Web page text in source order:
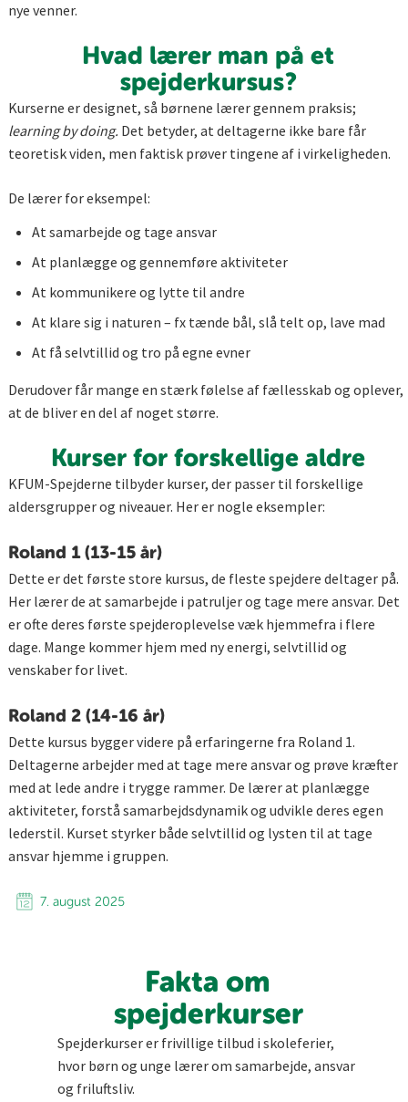
nye venner.
Hvad lærer man på et
spejderkursus?
Kurserne er designet, så børnene lærer gennem praksis;
learning by doing. Det betyder, at deltagerne ikke bare får
teoretisk viden, men faktisk prøver tingene af i virkeligheden.
De lærer for eksempel:
At samarbejde og tage ansvar
At planlægge og gennemføre aktiviteter
At kommunikere og lytte til andre
At klare sig i naturen – fx tænde bål, slå telt op, lave mad
At få selvtillid og tro på egne evner
Derudover får mange en stærk følelse af fællesskab og oplever,
at de bliver en del af noget større.
Kurser for forskellige aldre
KFUM-Spejderne tilbyder kurser, der passer til forskellige
aldersgrupper og niveauer. Her er nogle eksempler:
Roland 1 (13-15 år)
Dette er det første store kursus, de fleste spejdere deltager på.
Her lærer de at samarbejde i patruljer og tage mere ansvar. Det
er ofte deres første spejderoplevelse væk hjemmefra i flere
dage. Mange kommer hjem med ny energi, selvtillid og
venskaber for livet.
Roland 2 (14-16 år)
Dette kursus bygger videre på erfaringerne fra Roland 1.
Deltagerne arbejder med at tage mere ansvar og prøve kræfter
med at lede andre i trygge rammer. De lærer at planlægge
aktiviteter, forstå samarbejdsdynamik og udvikle deres egen
lederstil. Kurset styrker både selvtillid og lysten til at tage
ansvar hjemme i gruppen.
7. august 2025
Fakta om
spejderkurser
Spejderkurser er frivillige tilbud i skoleferier,
hvor børn og unge lærer om samarbejde, ansvar
og friluftsliv.